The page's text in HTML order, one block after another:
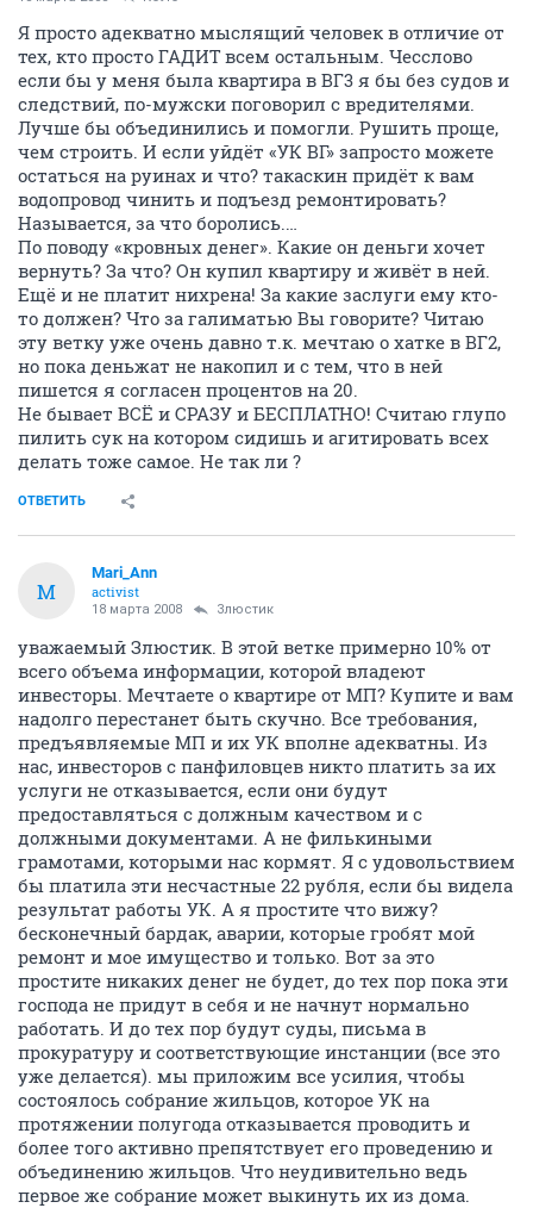
Я просто адекватно мыслящий человек в отличие от
тех, кто просто ГАДИТ всем остальным. Чесслово
если бы у меня была квартира в ВГ3 я бы без судов и
следствий, по-мужски поговорил с вредителями.
Лучше бы объединились и помогли. Рушить проще,
чем строить. И если уйдёт «УК ВГ» запросто можете
остаться на руинах и что? такаскин придёт к вам
водопровод чинить и подъезд ремонтировать?
Называется, за что боролись.…
По поводу «кровных денег». Какие он деньги хочет
вернуть? За что? Он купил квартиру и живёт в ней.
Ещё и не платит нихрена! За какие заслуги ему кто-
то должен? Что за галиматью Вы говорите? Читаю
эту ветку уже очень давно т.к. мечтаю о хатке в ВГ2,
но пока деньжат не накопил и с тем, что в ней
пишется я согласен процентов на 20.
Не бывает ВСЁ и СРАЗУ и БЕСПЛАТНО! Считаю глупо
пилить сук на котором сидишь и агитировать всех
делать тоже самое. Не так ли ?
ОТВЕТИТЬ
M
Mari_Ann
activist
18 марта 2008 Злюстик
уважаемый Злюстик. В этой ветке примерно 10% от
всего объема информации, которой владеют
инвесторы. Мечтаете о квартире от МП? Купите и вам
надолго перестанет быть скучно. Все требования,
предъявляемые МП и их УК вполне адекватны. Из
нас, инвесторов с панфиловцев никто платить за их
услуги не отказывается, если они будут
предоставляться с должным качеством и с
должными документами. А не филькиными
грамотами, которыми нас кормят. Я с удовольствием
бы платила эти несчастные 22 рубля, если бы видела
результат работы УК. А я простите что вижу?
бесконечный бардак, аварии, которые гробят мой
ремонт и мое имущество и только. Вот за это
простите никаких денег не будет, до тех пор пока эти
господа не придут в себя и не начнут нормально
работать. И до тех пор будут суды, письма в
прокуратуру и соответствующие инстанции (все это
уже делается). мы приложим все усилия, чтобы
состоялось собрание жильцов, которое УК на
протяжении полугода отказывается проводить и
более того активно препятствует его проведению и
объединению жильцов. Что неудивительно ведь
первое же собрание может выкинуть их из дома.